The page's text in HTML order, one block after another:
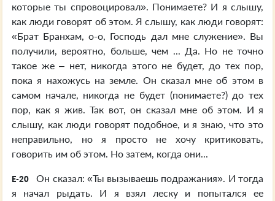
которые ты спровоцировал». Понимаете? И я слышу,
как люди говорят об этом. Я слышу, как люди говорят:
«Брат Бранхам, о-о, Господь дал мне служение». Вы
получили, вероятно, больше, чем ... Да. Но не точно
такое же – нет, никогда этого не будет, до тех пор,
пока я нахожусь на земле. Он сказал мне об этом в
самом начале, никогда не будет (понимаете?) до тех
пор, как я жив. Так вот, он сказал мне об этом. И я
слышу, как люди говорят подобное, и я знаю, что это
неправильно, но я просто не хочу критиковать,
говорить им об этом. Но затем, когда они...
E-20
Он сказал: «Ты вызываешь подражания». И тогда
я начал рыдать. И я взял леску и попытался ее